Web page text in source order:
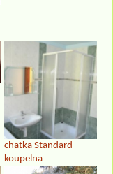
chatka Standard -
koupelna